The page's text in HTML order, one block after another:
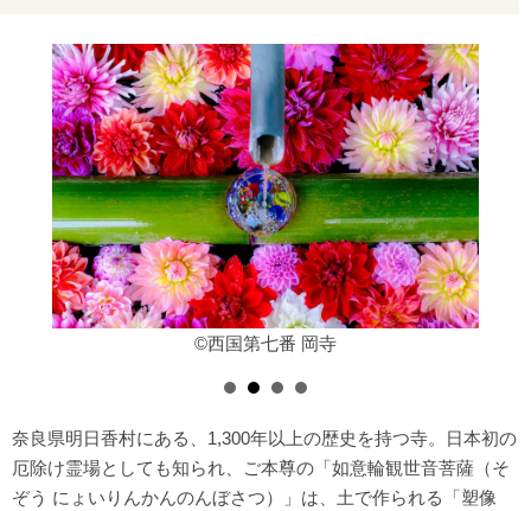
©西国第七番 岡寺
奈良県明日香村にある、1,300年以上の歴史を持つ寺。日本初の
厄除け霊場としても知られ、ご本尊の「如意輪観世音菩薩（そ
ぞう にょいりんかんのんぼさつ）」は、土で作られる「塑像